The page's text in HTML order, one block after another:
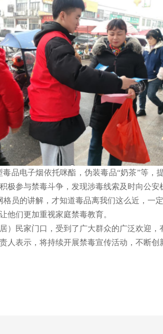
品电子烟依托咪酯，伪装毒品“奶茶”等，
参与禁毒斗争，发现涉毒线索及时向公安
员的讲解，才知道毒品离我们这么近，一
他们更加重视家庭禁毒教育。
民家门口，受到了广大群众的广泛欢迎
表示，将持续开展禁毒宣传活动，不断